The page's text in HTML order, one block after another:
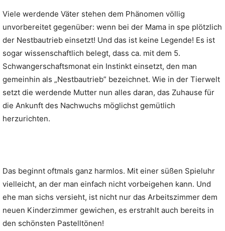
Viele werdende Väter stehen dem Phänomen völlig
unvorbereitet gegenüber: wenn bei der Mama in spe plötzlich
der Nestbautrieb einsetzt! Und das ist keine Legende! Es ist
sogar wissenschaftlich belegt, dass ca. mit dem 5.
Schwangerschaftsmonat ein Instinkt einsetzt, den man
gemeinhin als „Nestbautrieb” bezeichnet. Wie in der Tierwelt
setzt die werdende Mutter nun alles daran, das Zuhause für
die Ankunft des Nachwuchs möglichst gemütlich
herzurichten.
Das beginnt oftmals ganz harmlos. Mit einer süßen Spieluhr
vielleicht, an der man einfach nicht vorbeigehen kann. Und
ehe man sichs versieht, ist nicht nur das Arbeitszimmer dem
neuen Kinderzimmer gewichen, es erstrahlt auch bereits in
den schönsten Pastelltönen!